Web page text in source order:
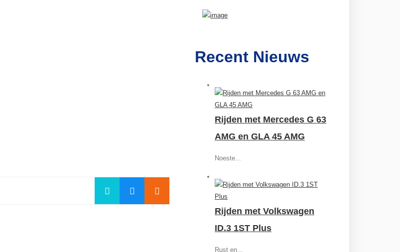
Recent Nieuws
Rijden met Mercedes G 63
AMG en GLA 45 AMG
Noeste...
Rijden met Volkswagen
ID.3 1ST Plus
Rust en...